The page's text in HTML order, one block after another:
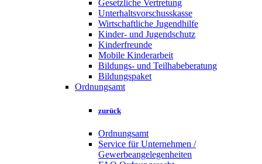
Gesetzliche Vertretung
Unterhaltsvorschusskasse
Wirtschaftliche Jugendhilfe
Kinder- und Jugendschutz
Kinderfreunde
Mobile Kinderarbeit
Bildungs- und Teilhabeberatung
Bildungspaket
Ordnungsamt
zurück
Ordnungsamt
Service für Unternehmen /
Gewerbeangelegenheiten